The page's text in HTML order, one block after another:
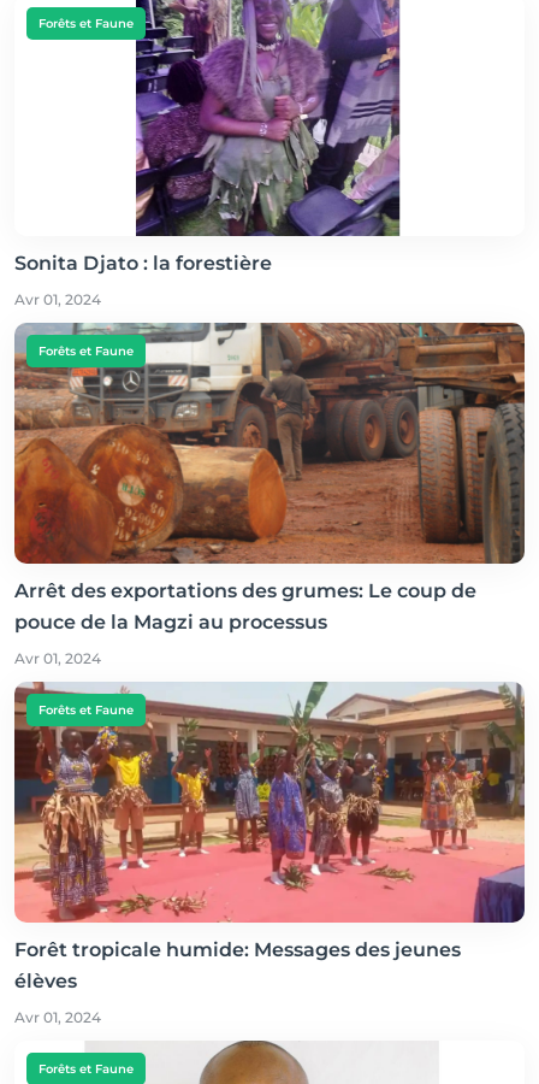
Forêts et Faune
Sonita Djato : la forestière
Avr 01, 2024
Forêts et Faune
Arrêt des exportations des grumes: Le coup de
pouce de la Magzi au processus
Avr 01, 2024
Forêts et Faune
Forêt tropicale humide: Messages des jeunes
élèves
Avr 01, 2024
Forêts et Faune